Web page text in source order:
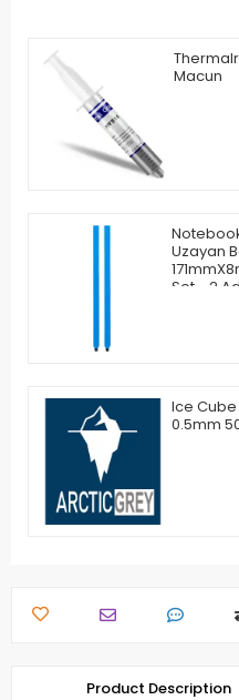
Macun
Uzayan
Set - 2
Ice
0.5mm
Product Description